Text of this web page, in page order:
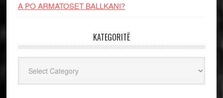
A PO ARMATOSET BALLKANI?
KATEGORITË